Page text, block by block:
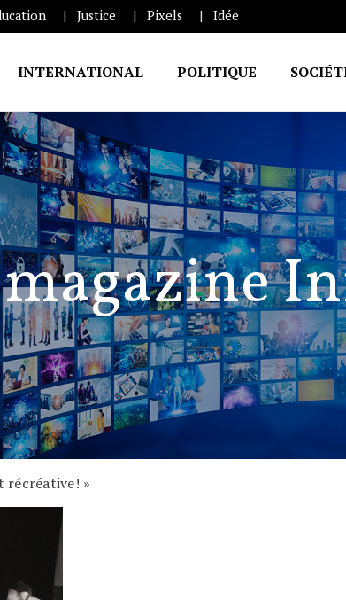
Justice Pixels Idée
INTERNATIONAL POLITIQUE
récréative! »